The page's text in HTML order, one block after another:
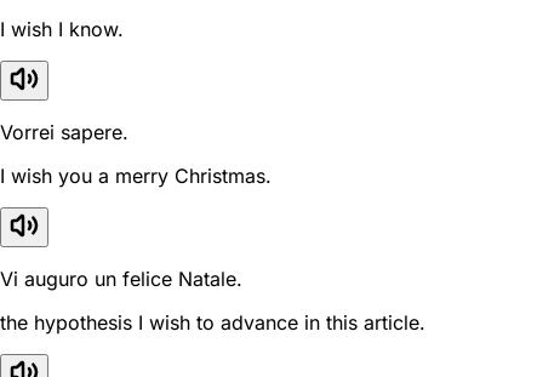
I wish I know.
Vorrei sapere.
I wish you a merry Christmas.
Vi auguro un felice Natale.
the hypothesis I wish to advance in this article.